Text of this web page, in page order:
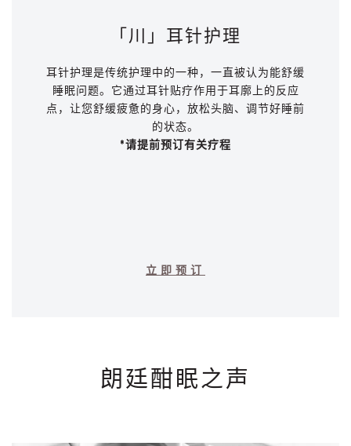
「川」耳针护理
耳针护理是传统护理中的一种，一直被认为能舒缓
睡眠问题。它通过耳针贴疗作用于耳廓上的反应
点，让您舒缓疲惫的身心，放松头脑、调节好睡前
的状态。
*请提前预订有关疗程
立即预订
朗廷酣眠之声